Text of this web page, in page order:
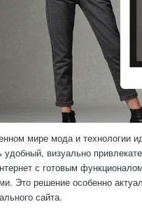
мире мода и технологии
удобный, визуально
с готовым
Это решение особенно
сайта.